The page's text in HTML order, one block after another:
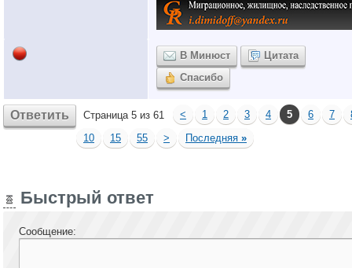
В Минюст
Цитата
Спасибо
Ответить Страница 5 из 61 < 1 2 3 4 5 6 7
10
15 55 > Последняя »
Быстрый ответ
Сообщение: